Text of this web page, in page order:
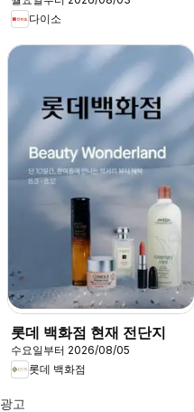
다이소
롯데 백화점 현재 전단지
수요일부터 2026/08/05
롯데 백화점
광고